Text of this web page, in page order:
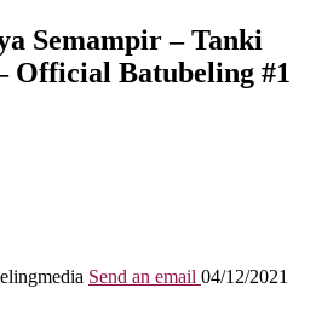
Semampir – Tanki
Official Batubeling #1
Send an email 04/12/2021